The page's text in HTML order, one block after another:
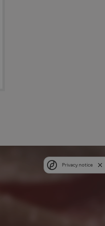
Privacy notice